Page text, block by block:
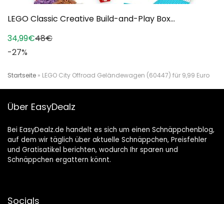
LEGO Classic Creative Build-and-Play Box...
34,99€48€
-27%
Startseite » LEGO City Offroad Geländewagen (60447) für 9,99 Euro
Über EasyDealz
Bei EasyDealz.de handelt es sich um einen Schnäppchenblog,
auf dem wir täglich über aktuelle Schnäppchen, Preisfehler
und Gratisatikel berichten, wodurch Ihr sparen und
Schnäppchen ergattern könnt.
Socials